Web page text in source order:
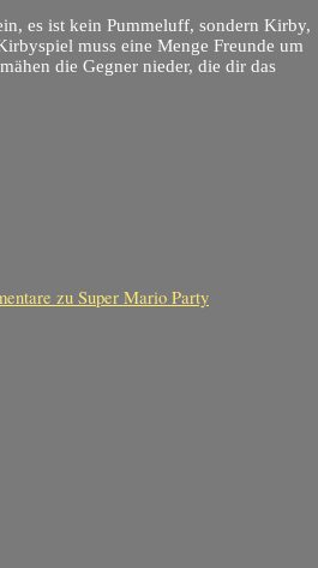
es ist kein Pummeluff, sondern Kirby,
muss eine Menge Freunde um
die Gegner nieder, die dir das
zu Super Mario Party